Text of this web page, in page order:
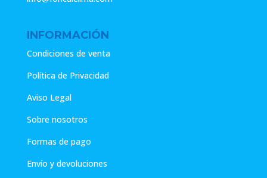
INFORMACIÓN
Condiciones de venta
Política de Privacidad
Aviso Legal
Sobre nosotros
Formas de pago
Envío y devoluciones